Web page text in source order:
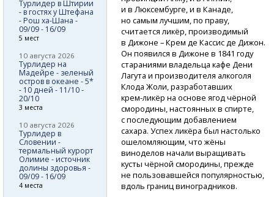
и в Люксембурге, и в Канаде,
но самым лучшим, по праву,
считается ликёр, производимый
в Дижоне – Крем де Кассис де Дижон.
Он появился в Дижоне в 1841 году
стараниями владельца кафе Дени
Лагута и производителя алкоголя
Клода Жоли, разработавших
крем-ликёр на основе ягод чёрной
смородины, настоянных в спирте,
с последующим добавлением
сахара. Успех ликёра был настолько
ошеломляющим, что жёны
виноделов начали выращивать
кусты чёрной смородины, прежде
не пользовавшейся популярностью,
вдоль границ виноградников.
Турлидер в Штирии
- в гостях у Штефана
- Рош ха-Шана -
09/09 - 16/09
5 мест
10 августа 2026
Турлидер на
Мадейре - зеленый
остров в океане - 5*
- 10 дней - 11/10 -
20/10
3 места
10 августа 2026
Турлидер в
Словении -
термальный курорт
Олимие - источник
долины здоровья -
09/09 - 16/09
4 места